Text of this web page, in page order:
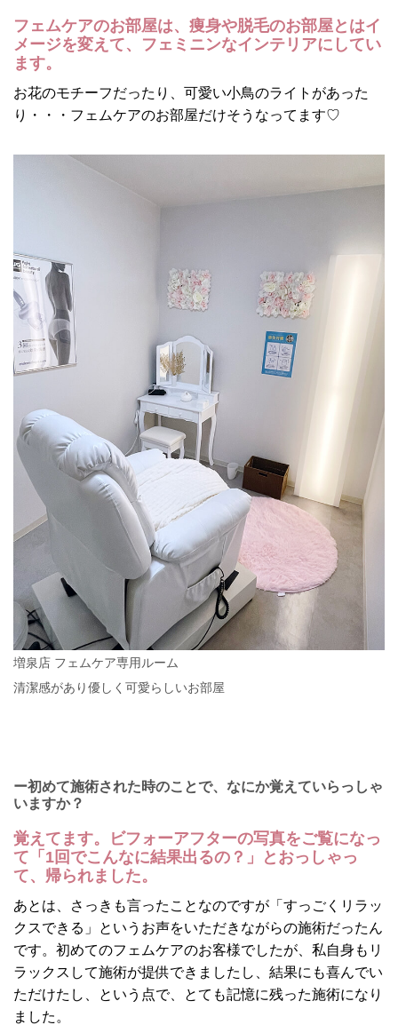
フェムケアのお部屋は、痩身や脱毛のお部屋とはイ
メージを変えて、フェミニンなインテリアにしてい
ます。
お花のモチーフだったり、可愛い小鳥のライトがあった
り・・・フェムケアのお部屋だけそうなってます♡
増泉店 フェムケア専用ルーム
清潔感があり優しく可愛らしいお部屋
ー初めて施術された時のことで、なにか覚えていらっしゃ
いますか？
覚えてます。ビフォーアフターの写真をご覧になっ
て「1回でこんなに結果出るの？」とおっしゃっ
て、帰られました。
あとは、さっきも言ったことなのですが「すっごくリラッ
クスできる」というお声をいただきながらの施術だったん
です。初めてのフェムケアのお客様でしたが、私自身もリ
ラックスして施術が提供できましたし、結果にも喜んでい
ただけたし、という点で、とても記憶に残った施術になり
ました。